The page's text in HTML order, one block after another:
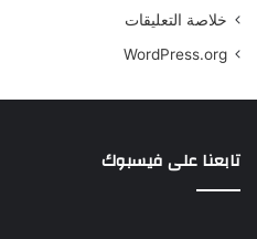
خلاصة التعليقات
WordPress.org
تابعنا على فيسبوك